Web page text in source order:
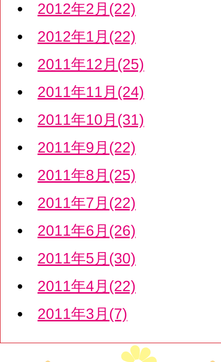
2012年2月(22)
2012年1月(22)
2011年12月(25)
2011年11月(24)
2011年10月(31)
2011年9月(22)
2011年8月(25)
2011年7月(22)
2011年6月(26)
2011年5月(30)
2011年4月(22)
2011年3月(7)